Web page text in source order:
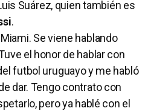
Suárez, quien también es
.
Se viene hablando
el honor de hablar con
futbol uruguayo y me habló
dar. Tengo contrato con
pero ya hablé con el